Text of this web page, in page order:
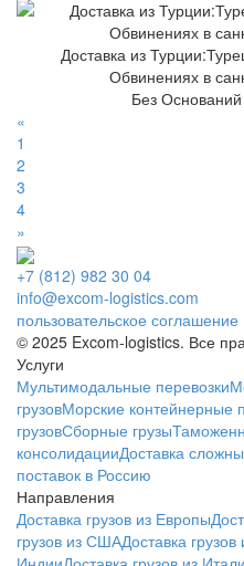
Доставка из
Обвинениях в
Без
«
1
2
3
4
»
+7 (812) 982 30 04
info@excom-logistics.com
пользовательское соглашение
© 2025 Excom-logistics. Все
Услуги
Мультимодальные перевозки
грузовМорские контейнерные
грузовСборные грузы
консолидацииДоставка
поставок в Россию
Направления
Доставка грузов из Европы
грузов из СШАДоставка